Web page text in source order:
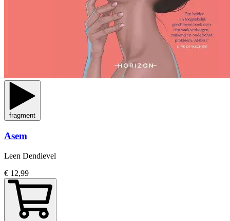
fragment
Asem
Leen Dendievel
€ 12,99